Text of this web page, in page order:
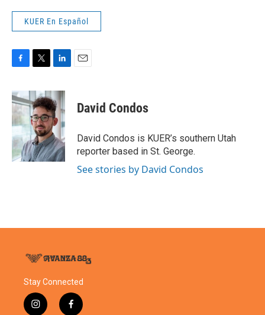
KUER En Español
c
e
b
o
o
k
i
t
t
e
r
n
k
e
d
I
n
David Condos
David Condos is KUER’s southern Utah
reporter based in St. George.
See stories by David Condos
Stay Connected
i
f